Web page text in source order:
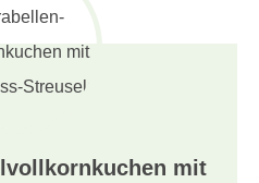
mit